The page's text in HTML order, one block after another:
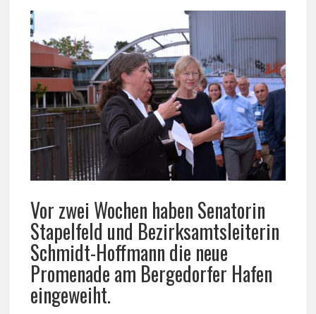
Vor zwei Wochen haben Senatorin
Stapelfeld und Bezirksamtsleiterin
Schmidt-Hoffmann die neue
Promenade am Bergedorfer Hafen
eingeweiht.